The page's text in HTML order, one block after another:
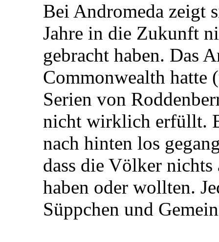
Bei Andromeda zeigt
Jahre in die Zukunft
gebracht haben. Das
Commonwealth hatte
Serien von
nicht wirklich erfüllt.
nach hinten los
dass die Völker
haben oder wollten.
Süppchen und